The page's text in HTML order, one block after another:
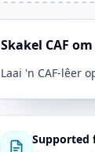
Skakel CAF
Laai 'n CAF-lêer
Supported